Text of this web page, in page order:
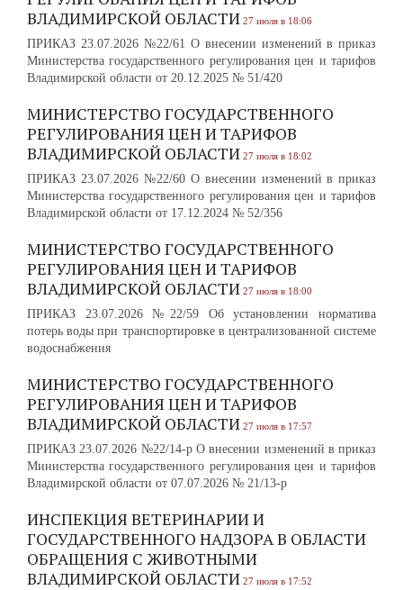
ВЛАДИМИРСКОЙ ОБЛАСТИ 27 июля в 18:06
ПРИКАЗ 23.07.2026 №22/61 О внесении изменений в приказ
Министерства государственного регулирования цен и тарифов
Владимирской области от 20.12.2025 № 51/420
МИНИСТЕРСТВО ГОСУДАРСТВЕННОГО
РЕГУЛИРОВАНИЯ ЦЕН И ТАРИФОВ
ВЛАДИМИРСКОЙ ОБЛАСТИ 27 июля в 18:02
ПРИКАЗ 23.07.2026 №22/60 О внесении изменений в приказ
Министерства государственного регулирования цен и тарифов
Владимирской области от 17.12.2024 № 52/356
МИНИСТЕРСТВО ГОСУДАРСТВЕННОГО
РЕГУЛИРОВАНИЯ ЦЕН И ТАРИФОВ
ВЛАДИМИРСКОЙ ОБЛАСТИ 27 июля в 18:00
ПРИКАЗ 23.07.2026 №22/59 Об установлении норматива
потерь воды при транспортировке в централизованной системе
водоснабжения
МИНИСТЕРСТВО ГОСУДАРСТВЕННОГО
РЕГУЛИРОВАНИЯ ЦЕН И ТАРИФОВ
ВЛАДИМИРСКОЙ ОБЛАСТИ 27 июля в 17:57
ПРИКАЗ 23.07.2026 №22/14-р О внесении изменений в приказ
Министерства государственного регулирования цен и тарифов
Владимирской области от 07.07.2026 № 21/13-р
ИНСПЕКЦИЯ ВЕТЕРИНАРИИ И
ГОСУДАРСТВЕННОГО НАДЗОРА В ОБЛАСТИ
ОБРАЩЕНИЯ С ЖИВОТНЫМИ
ВЛАДИМИРСКОЙ ОБЛАСТИ 27 июля в 17:52